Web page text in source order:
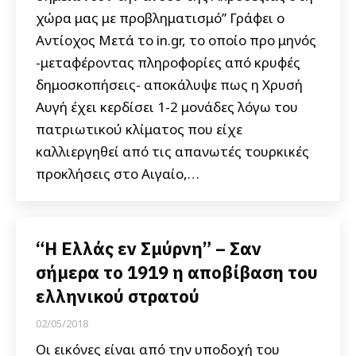
χώρα μας με προβληματισμό” Γράφει ο
Αντίοχος Μετά το in.gr, το οποίο προ μηνός
-μεταφέροντας πληροφορίες από κρυφές
δημοσκοπήσεις- αποκάλυψε πως η Χρυσή
Αυγή έχει κερδίσει 1-2 μονάδες λόγω του
πατριωτικού κλίματος που είχε
καλλιεργηθεί από τις απανωτές τουρκικές
προκλήσεις στο Αιγαίο,…
“Η Ελλάς εν Σμύρνη” – Σαν
σήμερα το 1919 η αποβίβαση του
ελληνικού στρατού
02/05/2018
Οι εικόνες είναι από την υποδοχή του